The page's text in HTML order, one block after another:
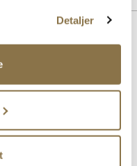
Detaljer